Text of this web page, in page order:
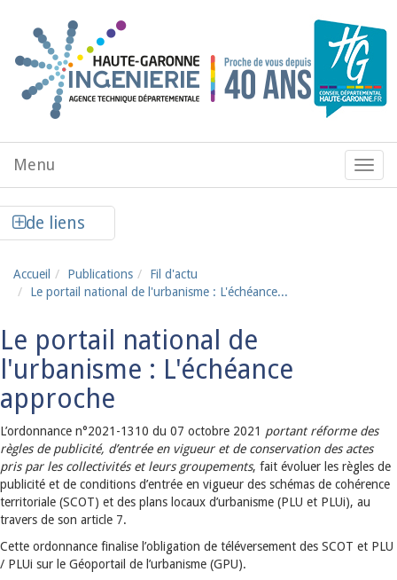
Menu
de
Menu
de liens
Accueil Publications
Fil d'actu
Le portail national de l'urbanisme : L'échéance...
Le portail national de
l'urbanisme : L'échéance
approche
L’ordonnance n°2021-1310 du 07 octobre 2021 portant réforme des
règles de publicité, d’entrée en vigueur et de conservation des actes
pris par les collectivités et leurs groupements, fait évoluer les règles de
publicité et de conditions d’entrée en vigueur des schémas de cohérence
territoriale (SCOT) et des plans locaux d’urbanisme (PLU et PLUi), au
travers de son article 7.
Cette ordonnance finalise l’obligation de téléversement des SCOT et PLU
/ PLUi sur le Géoportail de l’urbanisme (GPU).